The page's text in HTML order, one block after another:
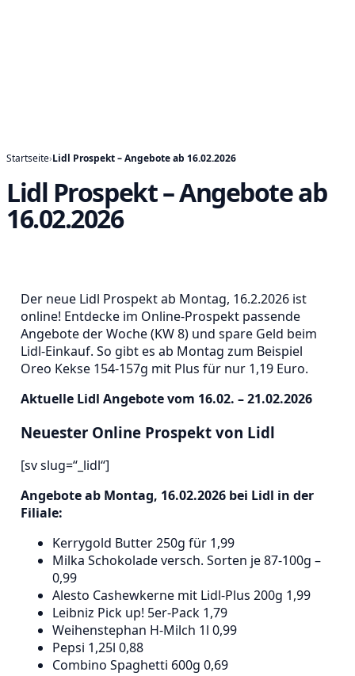
Startseite›Lidl Prospekt – Angebote ab 16.02.2026
Lidl Prospekt – Angebote ab
16.02.2026
Der neue Lidl Prospekt ab Montag, 16.2.2026 ist
online! Entdecke im Online-Prospekt passende
Angebote der Woche (KW 8) und spare Geld beim
Lidl-Einkauf. So gibt es ab Montag zum Beispiel
Oreo Kekse 154-157g mit Plus für nur 1,19 Euro.
Aktuelle Lidl Angebote vom 16.02. – 21.02.2026
Neuester Online Prospekt von Lidl
[sv slug=“_lidl“]
Angebote ab Montag, 16.02.2026 bei Lidl in der
Filiale:
Kerrygold Butter 250g für 1,99
Milka Schokolade versch. Sorten je 87-100g –
0,99
Alesto Cashewkerne mit Lidl-Plus 200g 1,99
Leibniz Pick up! 5er-Pack 1,79
Weihenstephan H-Milch 1l 0,99
Pepsi 1,25l 0,88
Combino Spaghetti 600g 0,69